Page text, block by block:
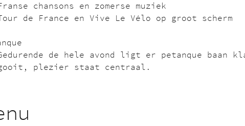
chansons en zomerse muziek
de France en Vive Le Vélo op groot scherm
de hele avond ligt er petanque baan
plezier staat centraal.